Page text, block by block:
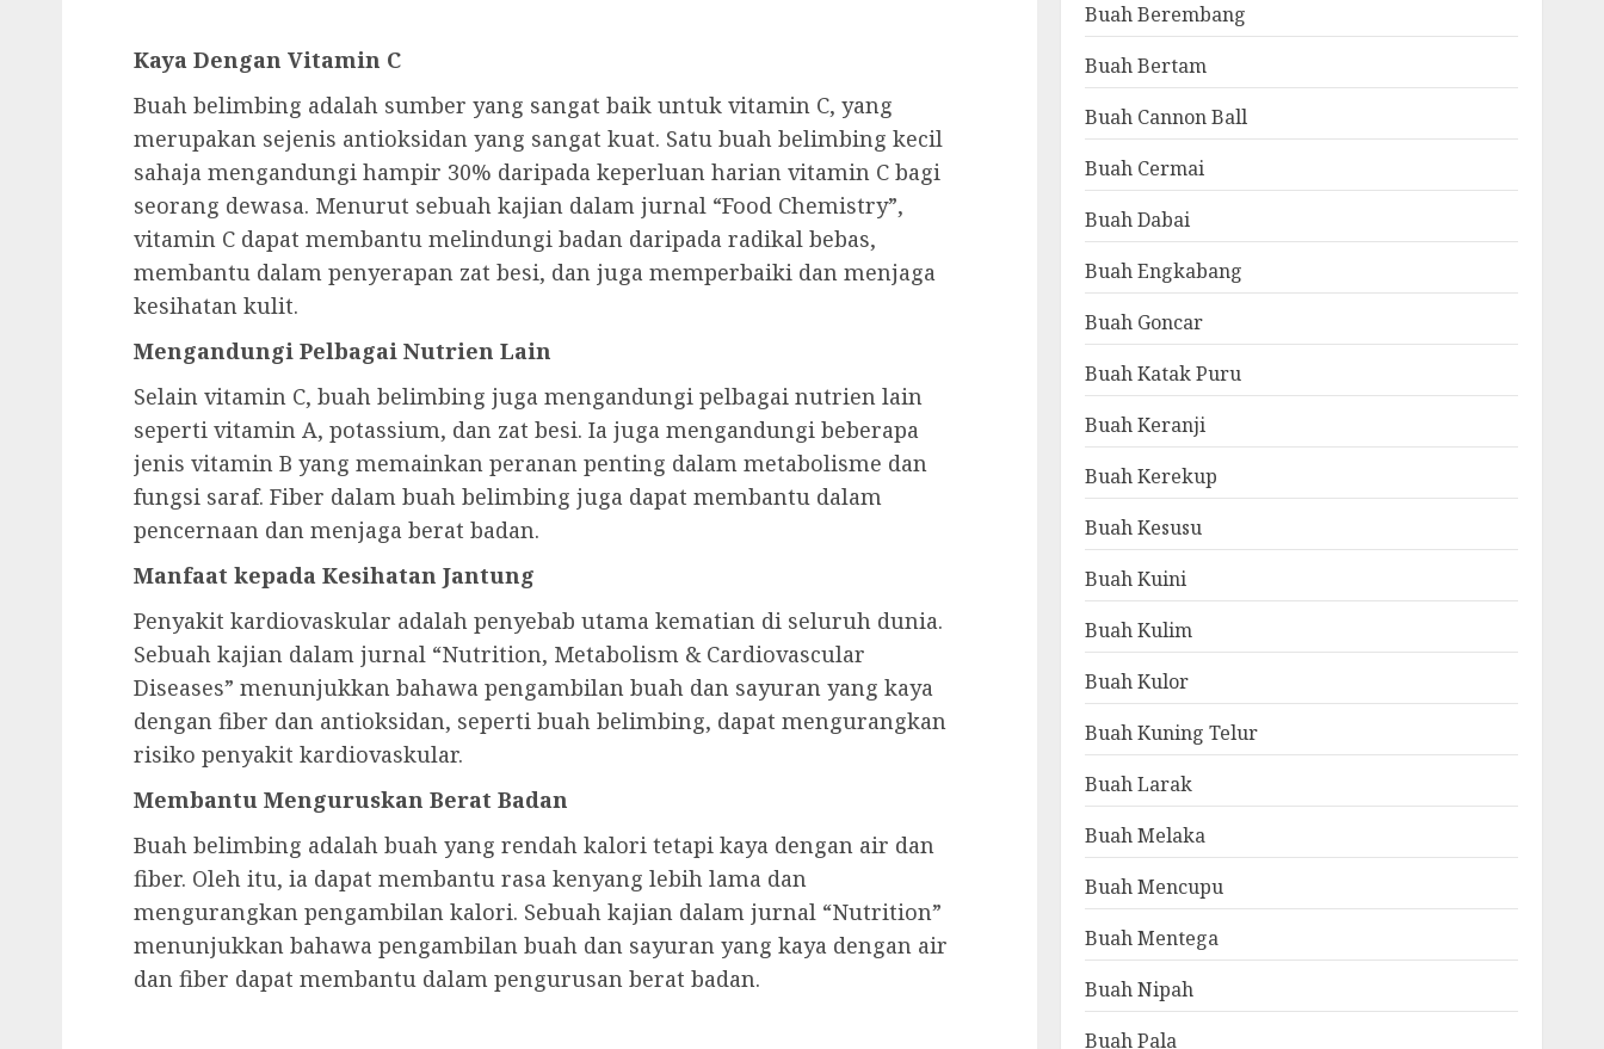
Kaya Dengan Vitamin C
Buah belimbing adalah sumber yang sangat baik untuk vitamin C, yang
merupakan sejenis antioksidan yang sangat kuat. Satu buah belimbing kecil
sahaja mengandungi hampir 30% daripada keperluan harian vitamin C bagi
seorang dewasa. Menurut sebuah kajian dalam jurnal “Food Chemistry”,
vitamin C dapat membantu melindungi badan daripada radikal bebas,
membantu dalam penyerapan zat besi, dan juga memperbaiki dan menjaga
kesihatan kulit.
Mengandungi Pelbagai Nutrien Lain
Selain vitamin C, buah belimbing juga mengandungi pelbagai nutrien lain
seperti vitamin A, potassium, dan zat besi. Ia juga mengandungi beberapa
jenis vitamin B yang memainkan peranan penting dalam metabolisme dan
fungsi saraf. Fiber dalam buah belimbing juga dapat membantu dalam
pencernaan dan menjaga berat badan.
Manfaat kepada Kesihatan Jantung
Penyakit kardiovaskular adalah penyebab utama kematian di seluruh dunia.
Sebuah kajian dalam jurnal “Nutrition, Metabolism & Cardiovascular
Diseases” menunjukkan bahawa pengambilan buah dan sayuran yang kaya
dengan fiber dan antioksidan, seperti buah belimbing, dapat mengurangkan
risiko penyakit kardiovaskular.
Membantu Menguruskan Berat Badan
Buah belimbing adalah buah yang rendah kalori tetapi kaya dengan air dan
fiber. Oleh itu, ia dapat membantu rasa kenyang lebih lama dan
mengurangkan pengambilan kalori. Sebuah kajian dalam jurnal “Nutrition”
menunjukkan bahawa pengambilan buah dan sayuran yang kaya dengan air
dan fiber dapat membantu dalam pengurusan berat badan.
Buah Berembang
Buah Bertam
Buah Cannon Ball
Buah Cermai
Buah Dabai
Buah Engkabang
Buah Goncar
Buah Katak Puru
Buah Keranji
Buah Kerekup
Buah Kesusu
Buah Kuini
Buah Kulim
Buah Kulor
Buah Kuning Telur
Buah Larak
Buah Melaka
Buah Mencupu
Buah Mentega
Buah Nipah
Buah Pala